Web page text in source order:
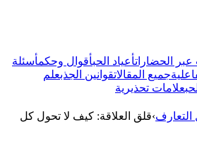
الحضاراتأعياد الحبأقوال وحكمأسئلة
جميع المقالاتقوانين الجذبعلم
علامات تحذيرية
›قلق العلاقة: كيف لا تحول كل